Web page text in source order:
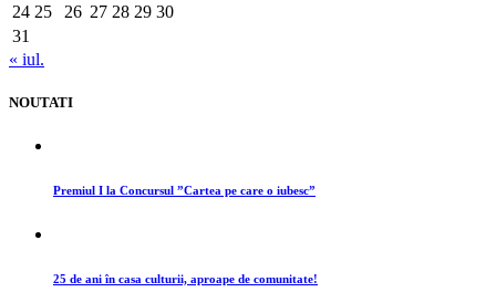
24 25 26 27 28 29 30
31
« iul.
NOUTATI
Premiul I la Concursul ”Cartea pe care o iubesc”
25 de ani în casa culturii, aproape de comunitate!